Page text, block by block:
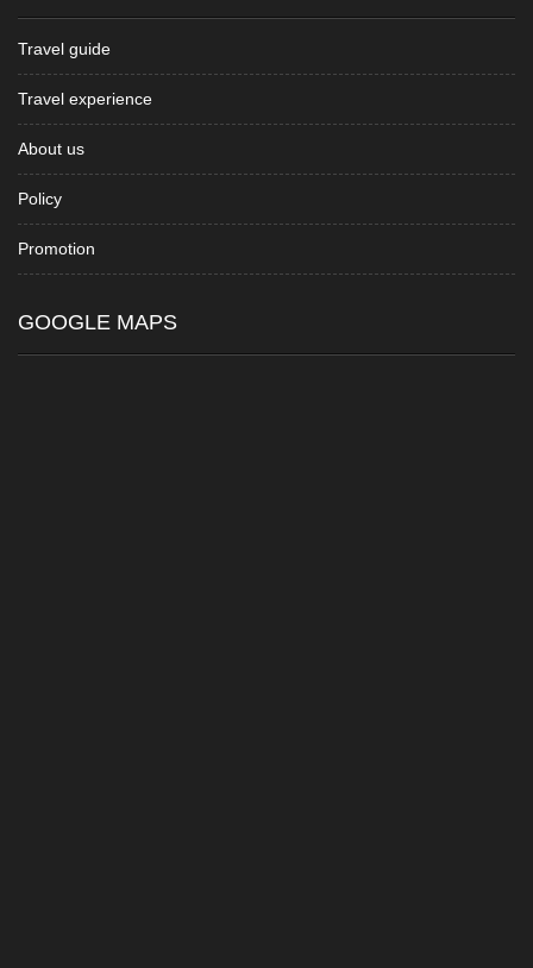
Travel guide
Travel experience
About us
Policy
Promotion
GOOGLE MAPS